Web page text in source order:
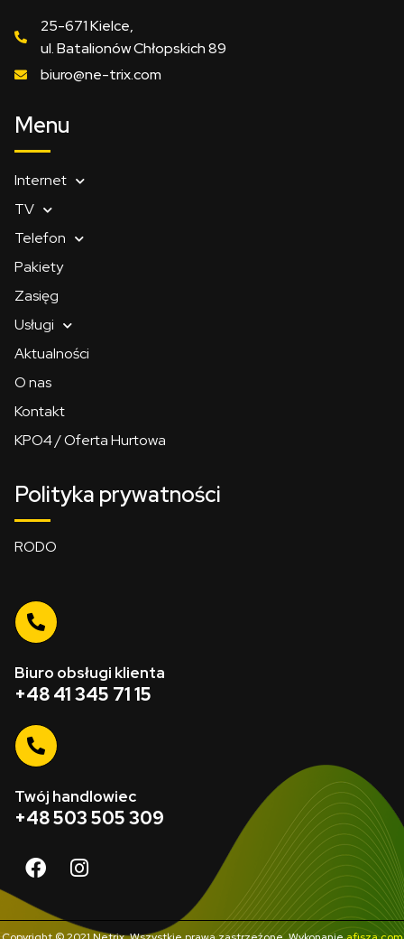
25-671 Kielce,
ul. Batalionów Chłopskich 89
biuro@ne-trix.com
Menu
Internet
TV
Telefon
Pakiety
Zasięg
Usługi
Aktualności
O nas
Kontakt
KPO4 / Oferta Hurtowa
Polityka prywatności
RODO
Biuro obsługi klienta
+48 41 345 71 15
Twój handlowiec
+48 503 505 309